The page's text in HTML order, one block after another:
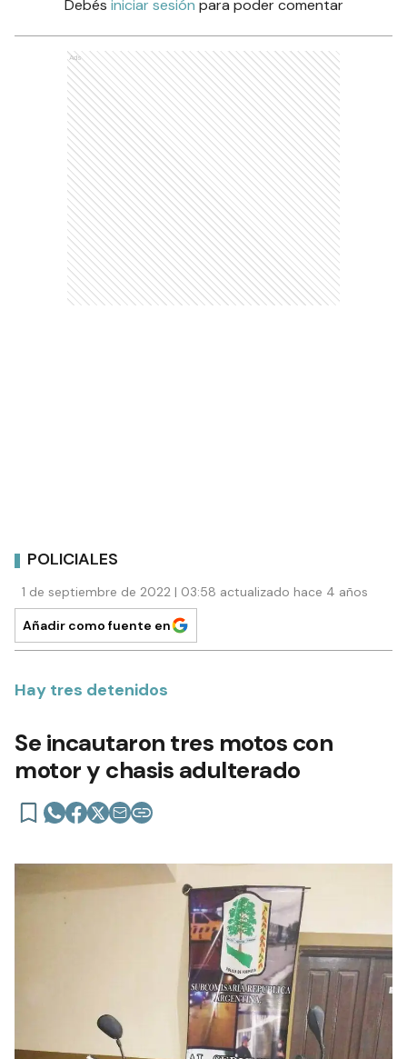
Debés iniciar sesión para poder comentar
Ads
POLICIALES
1 de septiembre de 2022 | 03:58 actualizado hace 4 años
Añadir como fuente en
Hay tres detenidos
Se incautaron tres motos con
motor y chasis adulterado